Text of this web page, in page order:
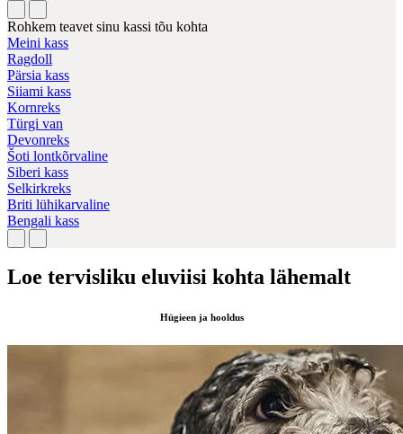
Rohkem teavet sinu kassi tõu kohta
Meini kass
Ragdoll
Pärsia kass
Siiami kass
Kornreks
Türgi van
Devonreks
Šoti lontkõrvaline
Siberi kass
Selkirkreks
Briti lühikarvaline
Bengali kass
Loe tervisliku eluviisi kohta lähemalt
Hügieen ja hooldus